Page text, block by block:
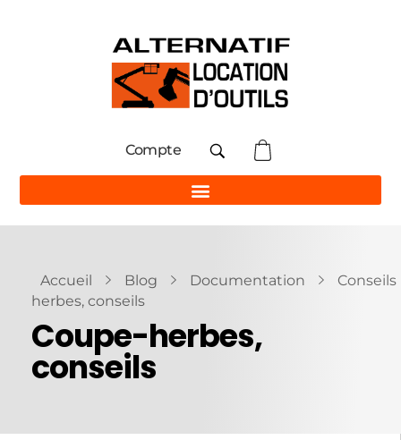
Compte
Accueil Blog Documentation
Conseils
herbes, conseils
Coupe-herbes,
conseils